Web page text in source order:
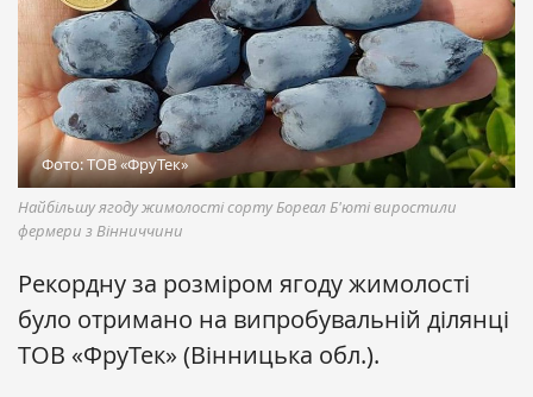
Фото: ТОВ «ФруТек»
Найбільшу ягоду жимолості сорту Бореал Б'юті виростили
фермери з Вінниччини
Рекордну за розміром ягоду жимолості
було отримано на випробувальній ділянці
ТОВ «ФруТек» (Вінницька обл.).